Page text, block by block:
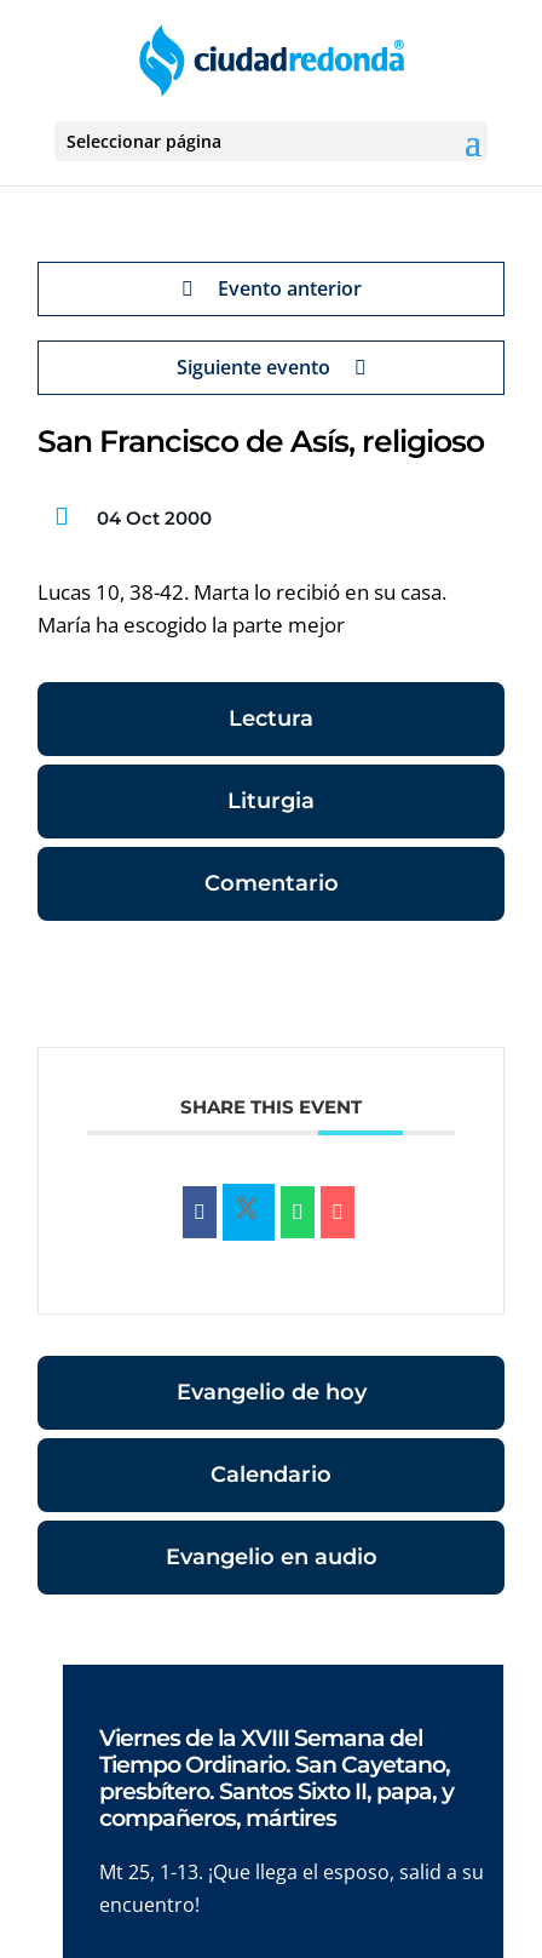
Seleccionar página
Evento anterior
Siguiente evento
San Francisco de Asís, religioso
04 Oct 2000
Lucas 10, 38-42. Marta lo recibió en su casa.
María ha escogido la parte mejor
Lectura
Liturgia
Comentario
SHARE THIS EVENT
Evangelio de hoy
Calendario
Evangelio en audio
Viernes de la XVIII Semana del
Tiempo Ordinario. San Cayetano,
presbítero. Santos Sixto II, papa, y
compañeros, mártires
Mt 25, 1-13. ¡Que llega el esposo, salid a su
encuentro!